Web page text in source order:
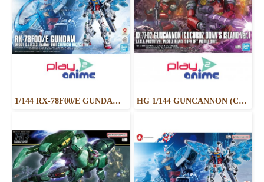
1/144 RX-78F00/E GUNDAM (EX-001 G.L.R.S.S. Feather UNIT) CHEMICAL RECYCLE Ver. HG 1/144 GUNCANNON (CUCURUZ DOAN’S ISLAND VER.)